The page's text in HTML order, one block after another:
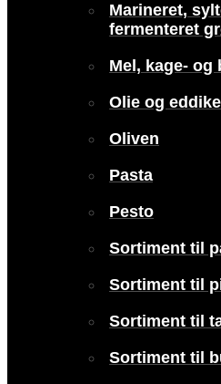
Marineret,
fermenteret
Mel, kage-
Olie og eddike
Oliven
Pasta
Pesto
Sortiment til
Sortiment til
Sortiment til
Sortiment til